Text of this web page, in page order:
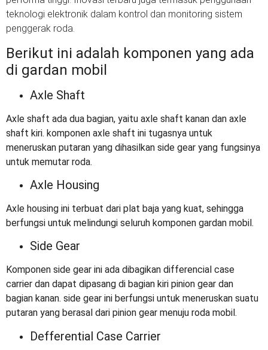
teknologi elektronik dalam kontrol dan monitoring sistem
penggerak roda.
Berikut ini adalah komponen yang ada
di gardan mobil
Axle Shaft
Axle shaft ada dua bagian, yaitu axle shaft kanan dan axle
shaft kiri. komponen axle shaft ini tugasnya untuk
meneruskan putaran yang dihasilkan side gear yang fungsinya
untuk memutar roda.
Axle Housing
Axle housing ini terbuat dari plat baja yang kuat, sehingga
berfungsi untuk melindungi seluruh komponen gardan mobil.
Side Gear
Komponen side gear ini ada dibagikan differencial case
carrier dan dapat dipasang di bagian kiri pinion gear dan
bagian kanan. side gear ini berfungsi untuk meneruskan suatu
putaran yang berasal dari pinion gear menuju roda mobil.
Defferential Case Carrier